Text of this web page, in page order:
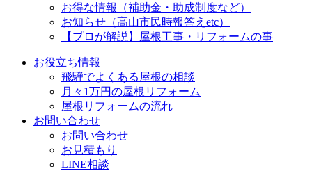
お得な情報（補助金・助成制度など）
お知らせ（高山市民時報答えetc）
【プロが解説】屋根工事・リフォームの事
お役立ち情報
飛騨でよくある屋根の相談
月々1万円の屋根リフォーム
屋根リフォームの流れ
お問い合わせ
お問い合わせ
お見積もり
LINE相談